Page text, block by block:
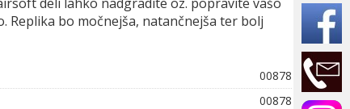
Replika bo močnejša, natančnejša ter bolj
00878
00878